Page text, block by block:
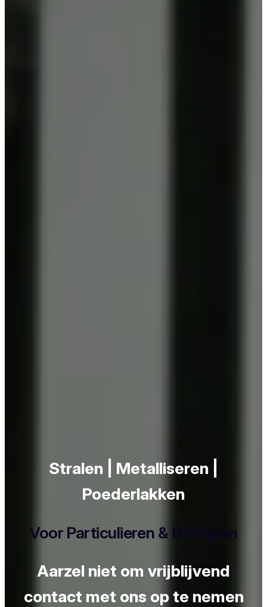
Stralen | Metalliseren |
Poederlakken
Voor Particulieren & Bedrijven
Aarzel niet om vrijblijvend
contact met ons op te nemen